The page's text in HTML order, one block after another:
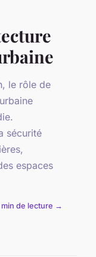
le rôle de
sécurité
espaces
min de lecture →